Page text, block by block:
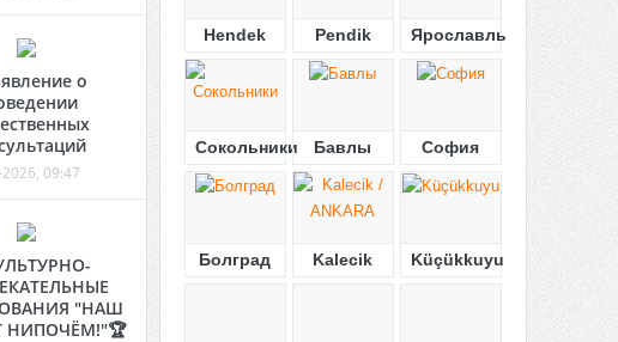
о
09:47
"НАШ
НИПОЧЁМ!"🏆
Hendek Pendik Ярославль
Сокольники Бавлы София
Болград Kalecik Küçükkuyu